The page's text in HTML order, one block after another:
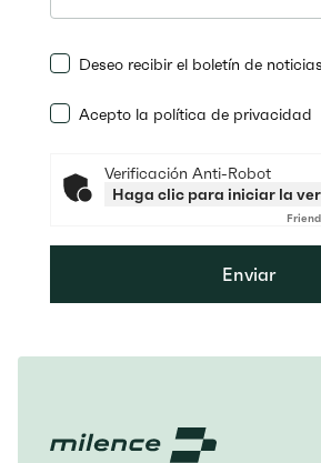
Deseo recibir el boletín de noticias
Acepto la política de privacidad
Verificación Anti-Robot
Haga clic para iniciar la
Enviar